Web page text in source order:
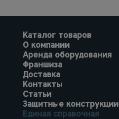
Каталог товаров
О компании
Аренда оборудования
Франшиза
Доставка
Контакты
Статьи
Защитные конструкции
Единая справочная